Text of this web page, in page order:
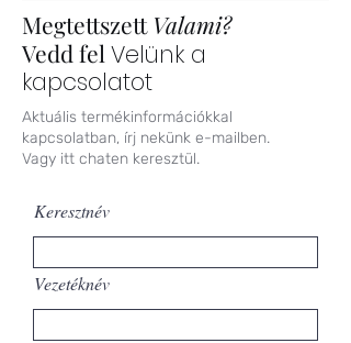
Megtettszett Valami?
Vedd fel Velünk a
kapcsolatot
Aktuális termékinformációkkal
kapcsolatban, írj nekünk e-mailben.
Vagy itt chaten keresztül.
Keresztnév
Vezetéknév